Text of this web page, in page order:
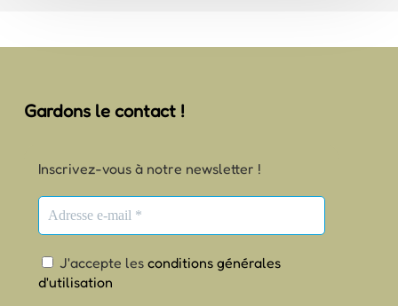
Gardons le contact !
Inscrivez-vous à notre newsletter !
J'accepte les conditions générales
d'utilisation